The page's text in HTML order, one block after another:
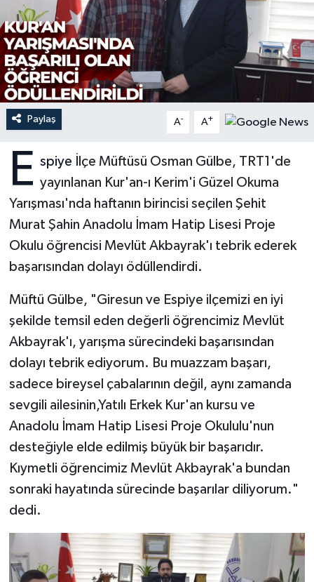
Paylaş A- A+
E spiye İlçe Müftüsü Osman Gülbe, TRT1'de
yayınlanan Kur'an-ı Kerim'i Güzel Okuma
Yarışması'nda haftanın birincisi seçilen Şehit
Murat Şahin Anadolu İmam Hatip Lisesi Proje
Okulu öğrencisi Mevlüt Akbayrak'ı tebrik ederek
başarısından dolayı ödüllendirdi.
Müftü Gülbe, "Giresun ve Espiye ilçemizi en iyi
şekilde temsil eden değerli öğrencimiz Mevlüt
Akbayrak'ı, yarışma sürecindeki başarısından
dolayı tebrik ediyorum. Bu muazzam başarı,
sadece bireysel çabalarının değil, aynı zamanda
sevgili ailesinin,Yatılı Erkek Kur'an kursu ve
Anadolu İmam Hatip Lisesi Proje Okululu'nun
desteğiyle elde edilmiş büyük bir başarıdır.
Kıymetli öğrencimiz Mevlüt Akbayrak'a bundan
sonraki hayatında sürecinde başarılar diliyorum."
dedi.
Artvin Müftülüğü
Aydın Müftülüğü
Balıkesir Müftülüğü
Bartın Müftülüğü
Batman Müftülüğü
Bayburt Müftülüğü
Bilecik Müftülüğü
Bingöl Müftülüğü
Bitlis Müftülüğü
Bolu Müftülüğü
Burdur Müftülüğü
Bursa Müftülüğü
Çanakkale Müftülüğü
Çankırı Müftülüğü
Çorum Müftülüğü
Denizli Müftülüğü
Kurban
Mukabele
Peygamberimizin Hayatı
Ramazan
Sahabeler
Zekat
DİYANET AKADEMİ
DİYANET GENÇLİK
DİYANET RADYO/TV
DEPREM
Dünya
Eğitim
Kültür-Sanat
Aile
Sağlık
Makaleler
Ekonomi
Duyurular
Podcast
Bilim, Teknoloji
Biyografiler
Diyanet TV